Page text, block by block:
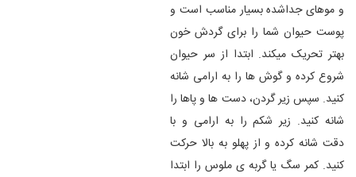
و موهای جداشده بسیار مناسب است و
پوست حیوان شما را برای گردش خون
بهتر تحریک میکند. ابتدا از سر حیوان
شروع کرده و گوش ها را به ارامی شانه
کنید. سپس زیر گردن، دست ها و پاها را
شانه کنید. زیر شکم را به ارامی و با
دقت شانه کرده و از پهلو به بالا حرکت
کنید. کمر سگ یا گربه ی ملوس را ابتدا